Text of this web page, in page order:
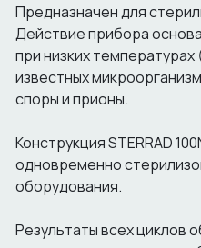
Предназначен для
Действие прибора
при низких
известных
споры и прионы.
Конструкция STERRAD
одновременно
оборудования.
Результаты всех циклов